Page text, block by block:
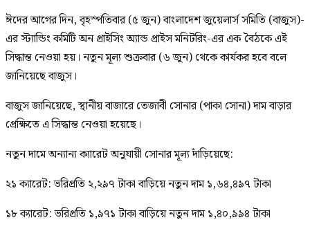
ঈদের আগের দিন, বৃহস্পতিবার (৫ জুন) বাংলাদেশ জুয়েলার্স সমিতি (বাজুস)-
এর স্ট্যান্ডিং কমিটি অন প্রাইসিং অ্যান্ড প্রাইস মনিটরিং-এর এক বৈঠকে এই
সিদ্ধান্ত নেওয়া হয়। নতুন মূল্য শুক্রবার (৬ জুন) থেকে কার্যকর হবে বলে
জানিয়েছে বাজুস।
বাজুস জানিয়েছে, স্থানীয় বাজারে তেজাবী সোনার (পাকা সোনা) দাম বাড়ার
প্রেক্ষিতে এ সিদ্ধান্ত নেওয়া হয়েছে।
নতুন দামে অন্যান্য ক্যারেট অনুযায়ী সোনার মূল্য দাঁড়িয়েছে:
২১ ক্যারেট: ভরিপ্রতি ২,২৯৭ টাকা বাড়িয়ে নতুন দাম ১,৬৪,৪৯৭ টাকা
১৮ ক্যারেট: ভরিপ্রতি ১,৯৭১ টাকা বাড়িয়ে নতুন দাম ১,৪০,৯৯৪ টাকা